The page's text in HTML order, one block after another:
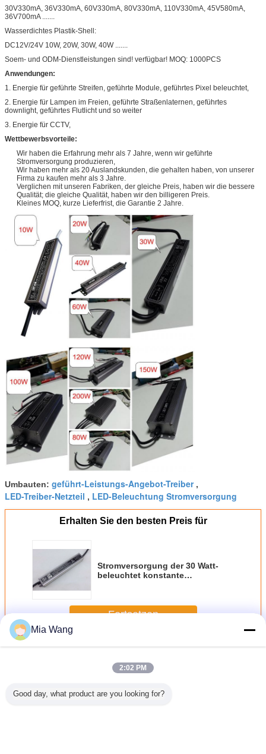
30V330mA, 36V330mA, 60V330mA, 80V330mA, 110V330mA, 45V580mA,
36V700mA .......
Wasserdichtes Plastik-Shell:
DC12V/24V 10W, 20W, 30W, 40W .......
Soem- und ODM-Dienstleistungen sind! verfügbar! MOQ: 1000PCS
Anwendungen:
1. Energie für geführte Streifen, geführte Module, geführtes Pixel beleuchtet,
2. Energie für Lampen im Freien, geführte Straßenlaternen, geführtes
downlight, geführtes Flutlicht und so weiter
3. Energie für CCTV,
Wettbewerbsvorteile:
Wir haben die Erfahrung mehr als 7 Jahre, wenn wir geführte
Stromversorgung produzieren,
Wir haben mehr als 20 Auslandskunden, die gehalten haben, von unserer
Firma zu kaufen mehr als 3 Jahre.
Verglichen mit unseren Fabriken, der gleiche Preis, haben wir die bessere
Qualität; die gleiche Qualität, haben wir den billigeren Preis.
Kleines MOQ, kurze Lieferfrist, die Garantie 2 Jahre.
Umbauten: geführt-Leistungs-Angebot-Treiber,
LED-Treiber-Netzteil , LED-Beleuchtung Stromversorgung
Erhalten Sie den besten Preis für
Stromversorgung der 30 Watt-
beleuchtet konstante
Fortsetzen
MehrWasserdichte LED-Stromversorgung
Mia Wang
2:02 PM
Good day, what product are you looking for?